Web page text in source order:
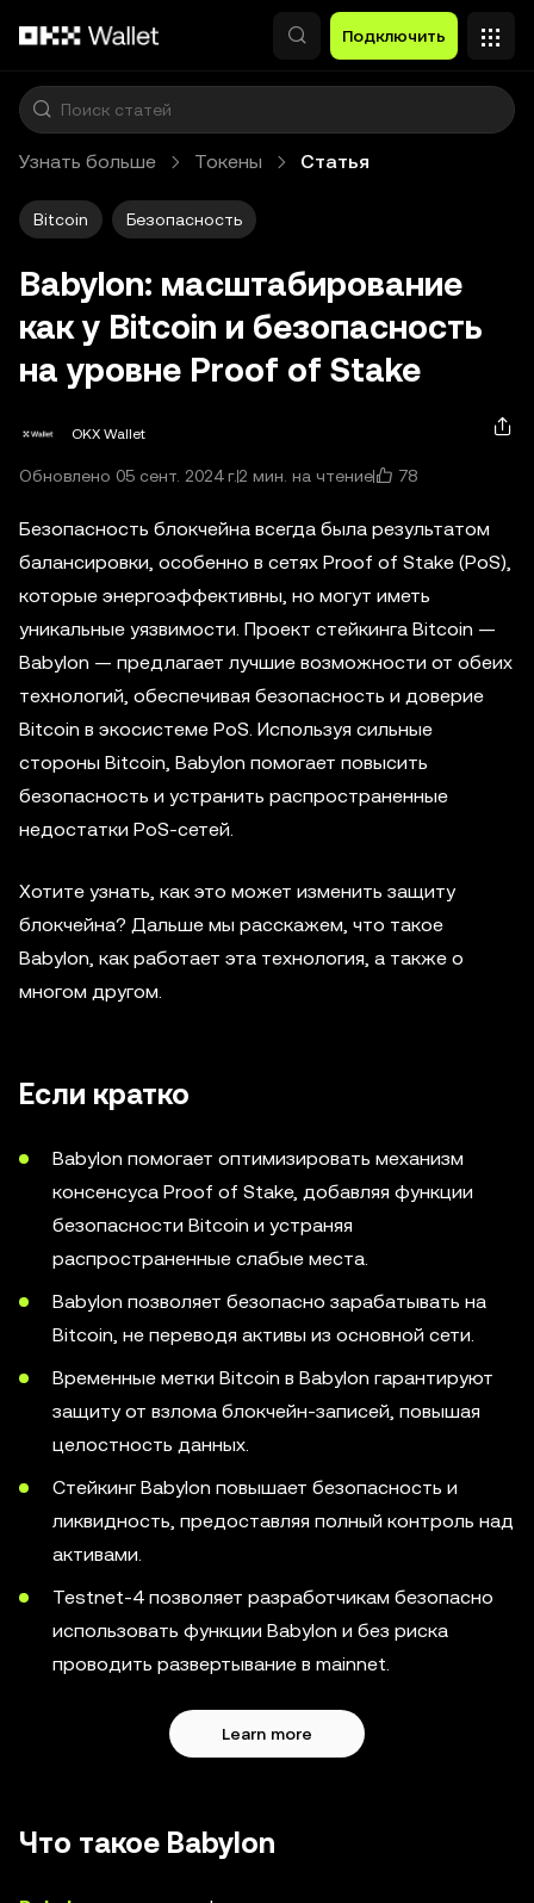
Подключить
Узнать больше Токены Статья
Bitcoin Безопасность
Babylon: масштабирование
как у Bitcoin и безопасность
на уровне Proof of Stake
OKX Wallet
Обновлено 05 сент. 2024 г. 2 мин. на чтение 78
Безопасность блокчейна всегда была результатом
балансировки, особенно в сетях Proof of Stake (PoS),
которые энергоэффективны, но могут иметь
уникальные уязвимости. Проект стейкинга Bitcoin —
Babylon — предлагает лучшие возможности от обеих
технологий, обеспечивая безопасность и доверие
Bitcoin в экосистеме PoS. Используя сильные
стороны Bitcoin, Babylon помогает повысить
безопасность и устранить распространенные
недостатки PoS-сетей.
Хотите узнать, как это может изменить защиту
блокчейна? Дальше мы расскажем, что такое
Babylon, как работает эта технология, а также о
многом другом.
Если кратко
Babylon помогает оптимизировать механизм
консенсуса Proof of Stake, добавляя функции
безопасности Bitcoin и устраняя
распространенные слабые места.
Babylon позволяет безопасно зарабатывать на
Bitcoin, не переводя активы из основной сети.
Временные метки Bitcoin в Babylon гарантируют
защиту от взлома блокчейн-записей, повышая
целостность данных.
Стейкинг Babylon повышает безопасность и
ликвидность, предоставляя полный контроль над
активами.
Testnet-4 позволяет разработчикам безопасно
использовать функции Babylon и без риска
проводить развертывание в mainnet.
Learn more
Что такое Babylon